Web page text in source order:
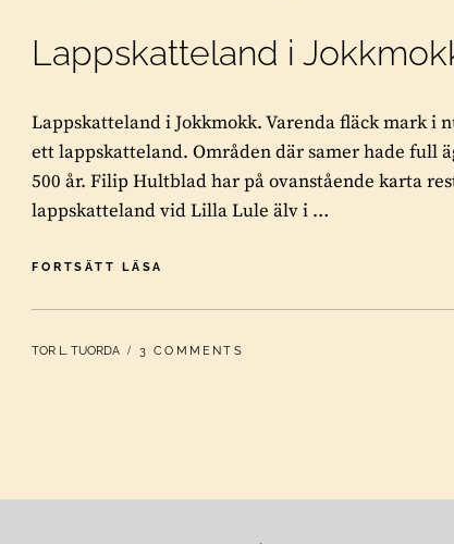
Lappskatteland i
Lappskatteland i Jokkmokk. Varenda fläck mark i
ett lappskatteland. Områden där samer hade full
500 år. Filip Hultblad har på ovanstående karta
lappskatteland vid Lilla Lule älv i …
FORTSÄTT LÄSA
JOKKMOKK
BY
TOR L. TUORDA 3 COMMENTS